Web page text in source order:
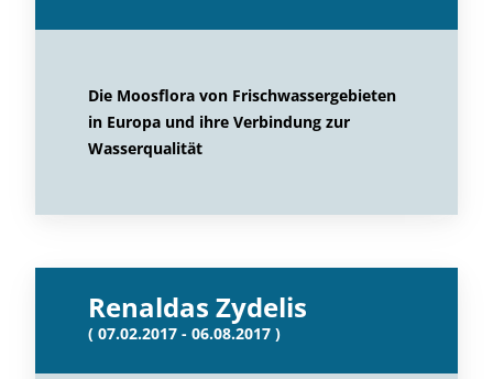
Die Moosflora von Frischwassergebieten
in Europa und ihre Verbindung zur
Wasserqualität
Renaldas Zydelis
( 07.02.2017 - 06.08.2017 )